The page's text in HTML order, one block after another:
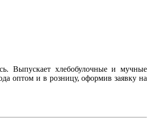
Выпускает хлебобулочные и мучные
оптом и в розницу, оформив заявку на